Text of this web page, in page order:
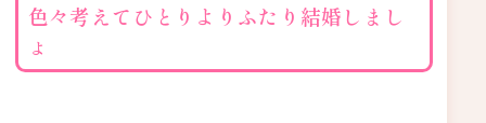
色々考えてひとりよりふたり結婚しまし
ょ